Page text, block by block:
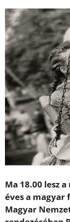
Ma 18.00 lesz
éves a
Magyar